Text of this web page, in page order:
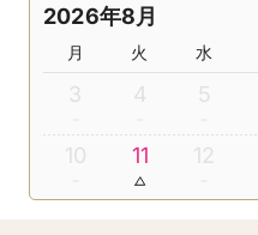
2026年8月
月 火 水
3 4 5
10 11 12